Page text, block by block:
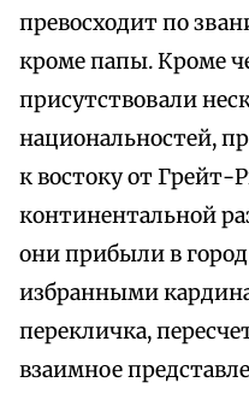
превосходит по
кроме папы. Кроме
присутствовали
национальностей,
к востоку от Грейт-
континентальной
они прибыли в
избранными
перекличка,
взаимное